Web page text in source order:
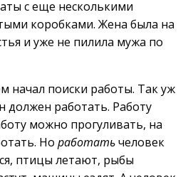
с еще несколькими
коробками. Жена была на
и уже не пилила мужа по
начал поиски работы. Так уж
должен работать. Работу
можно прогуливать, на
Но работатьчеловек
птицы летают, рыбы